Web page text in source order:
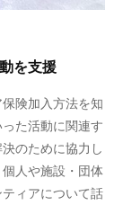
を支援
険加入方法を知
た活動に関連す
のために協力し
人や施設・団体
ィアについて話